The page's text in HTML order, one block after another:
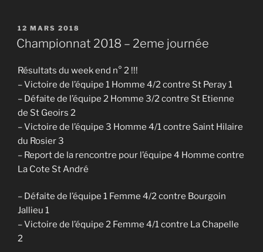
PUBLIÉ
LE
12 MARS 2018
Championnat 2018 – 2eme journée
Résultats du week end n° 2 !!!
– Victoire de l’équipe 1 Homme 4/2 contre St Peray 1
– Défaite de l’équipe 2 Homme 3/2 contre St Etienne
de St Geoirs 2
– Victoire de l’équipe 3 Homme 4/1 contre Saint Hilaire
du Rosier 3
– Report de la rencontre pour l’équipe 4 Homme contre
La Cote St André
– Défaite de l’équipe 1 Femme 4/2 contre Bourgoin
Jallieu 1
– Victoire de l’équipe 2 Femme 4/1 contre La Chapelle
2